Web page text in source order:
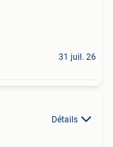
31 juil. 26
Détails